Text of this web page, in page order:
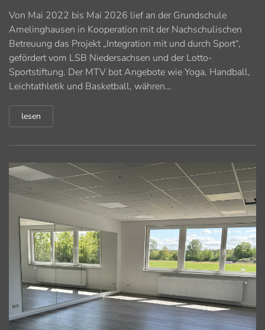
Von Mai 2022 bis Mai 2026 lief an der Grundschule
Amelinghausen in Kooperation mit der Nachschulischen
Betreuung das Projekt „Integration mit und durch Sport“,
gefördert vom LSB Niedersachsen und der Lotto-
Sportstiftung. Der MTV bot Angebote wie Yoga, Handball,
Leichtathletik und Basketball, währen…
lesen